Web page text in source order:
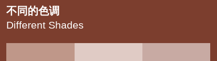
不同的色调
Different Shades